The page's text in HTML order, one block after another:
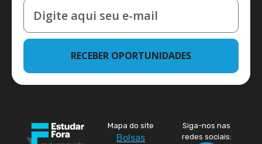
RECEBER OPORTUNIDADES
Mapa do site
Bolsas
Siga-nos nas
redes sociais: